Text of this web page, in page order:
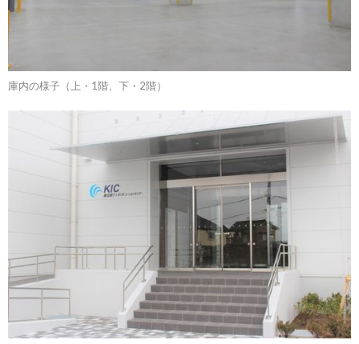
庫内の様子（上・1階、下・2階）